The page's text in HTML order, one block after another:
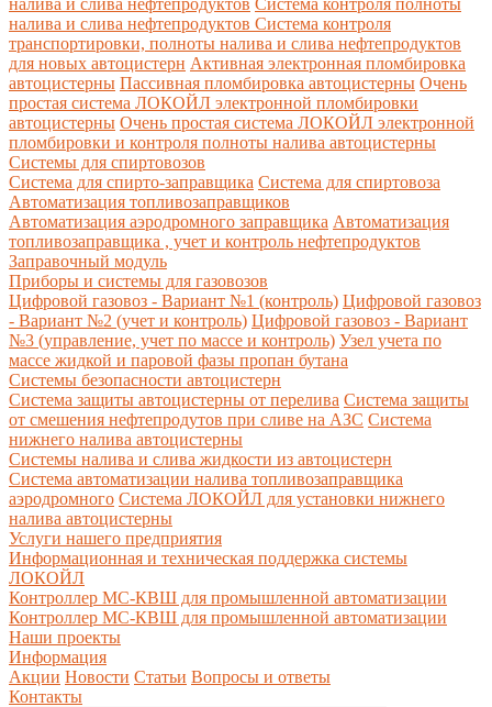
налива и слива нефтепродуктов Система контроля
транспортировки, полноты налива и слива нефтепродуктов
для новых автоцистерн Активная электронная пломбировка
автоцистерны Пассивная пломбировка автоцистерны Очень
простая система ЛОКОЙЛ электронной пломбировки
автоцистерны Очень простая система ЛОКОЙЛ электронной
пломбировки и контроля полноты налива автоцистерны
Системы для спиртовозов
Система для спирто-заправщика Система для спиртовоза
Автоматизация топливозаправщиков
Автоматизация аэродромного заправщика Автоматизация
топливозаправщика , учет и контроль нефтепродуктов
Заправочный модуль
Приборы и системы для газовозов
Цифровой газовоз - Вариант №1 (контроль) Цифровой газовоз
- Вариант №2 (учет и контроль) Цифровой газовоз - Вариант
№3 (управление, учет по массе и контроль) Узел учета по
массе жидкой и паровой фазы пропан бутана
Системы безопасности автоцистерн
Система защиты автоцистерны от перелива Система защиты
от смешения нефтепродутов при сливе на АЗС Система
нижнего налива автоцистерны
Системы налива и слива жидкости из автоцистерн
Система автоматизации налива топливозаправщика
аэродромного Система ЛОКОЙЛ для установки нижнего
налива автоцистерны
Услуги нашего предприятия
Информационная и техническая поддержка системы
ЛОКОЙЛ
Контроллер МС-КВШ для промышленной автоматизации
Контроллер МС-КВШ для промышленной автоматизации
Наши проекты
Информация
Акции Новости Статьи Вопросы и ответы
Контакты